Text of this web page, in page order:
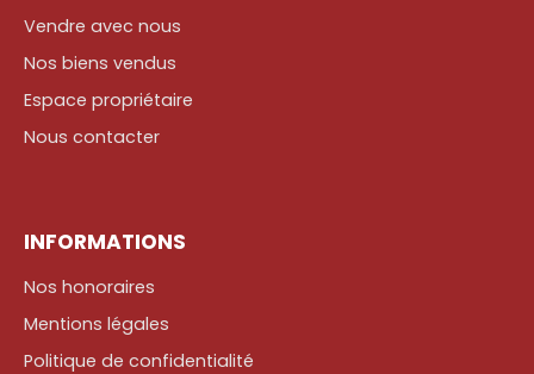
Vendre avec nous
Nos biens vendus
Espace propriétaire
Nous contacter
INFORMATIONS
Nos honoraires
Mentions légales
Politique de confidentialité